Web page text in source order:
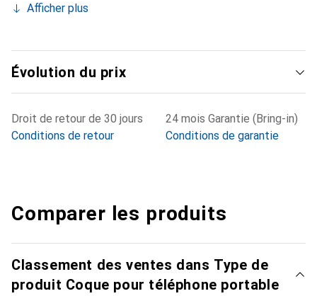
Afficher plus
Évolution du prix
Droit de retour de 30 jours
Conditions de retour
24 mois Garantie (Bring-in)
Conditions de garantie
Comparer les produits
Classement des ventes dans Type de
produit Coque pour téléphone portable